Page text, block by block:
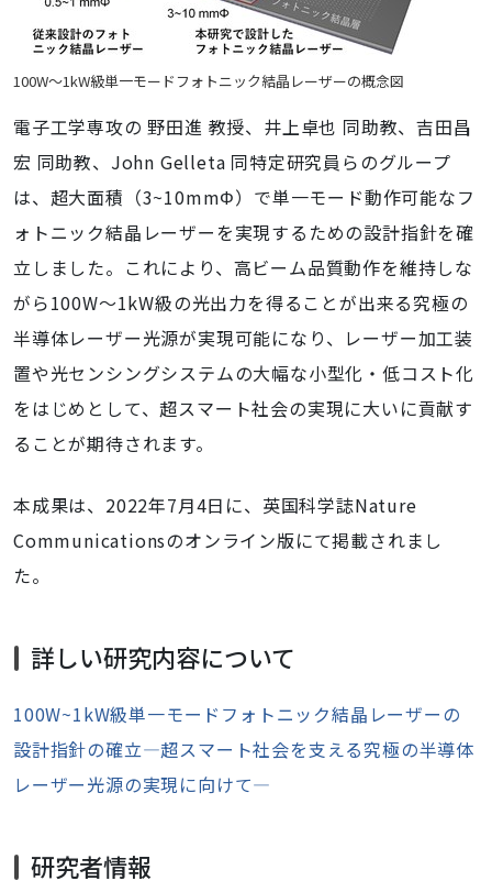
100W～1kW級単一モードフォトニック結晶レーザーの概念図
電子工学専攻の 野田進 教授、井上卓也 同助教、吉田昌
宏 同助教、John Gelleta 同特定研究員らのグループ
は、超大面積（3~10mmΦ）で単一モード動作可能なフ
ォトニック結晶レーザーを実現するための設計指針を確
立しました。これにより、高ビーム品質動作を維持しな
がら100W～1kW級の光出力を得ることが出来る究極の
半導体レーザー光源が実現可能になり、レーザー加工装
置や光センシングシステムの大幅な小型化・低コスト化
をはじめとして、超スマート社会の実現に大いに貢献す
ることが期待されます。
本成果は、2022年7月4日に、英国科学誌Nature
Communicationsのオンライン版にて掲載されまし
た。
詳しい研究内容について
100W~1kW級単一モードフォトニック結晶レーザーの
設計指針の確立―超スマート社会を支える究極の半導体
レーザー光源の実現に向けて―
研究者情報